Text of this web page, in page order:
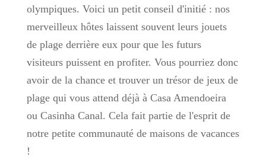
olympiques. Voici un petit conseil d'initié : nos
merveilleux hôtes laissent souvent leurs jouets
de plage derrière eux pour que les futurs
visiteurs puissent en profiter. Vous pourriez donc
avoir de la chance et trouver un trésor de jeux de
plage qui vous attend déjà à Casa Amendoeira
ou Casinha Canal. Cela fait partie de l'esprit de
notre petite communauté de maisons de vacances
!